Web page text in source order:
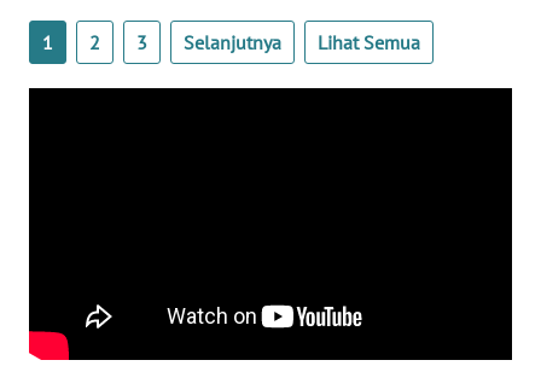
1 2 3 Selanjutnya Lihat Semua
WN
SUMSEL
WN
JATENG